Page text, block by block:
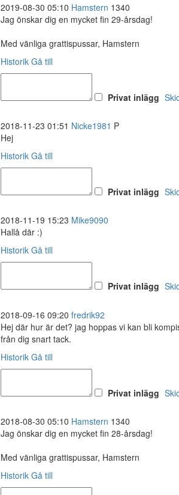
2019-08-30 05:10 Hamstern 1340
Jag önskar dig en mycket fin 29-årsdag!
Med vänliga grattispussar, Hamstern
Historik Gå till
Privat inlägg
2018-11-23 01:51 Nicke1981 P
Hej
Historik Gå till
Privat inlägg
2018-11-19 15:23 Mike9090
Hallå där :)
Historik Gå till
Privat inlägg
2018-09-16 09:20 fredrik92
Hej där hur är det? jag hoppas vi kan bli
från dig snart tack.
Historik Gå till
Privat inlägg
2018-08-30 05:10 Hamstern 1340
Jag önskar dig en mycket fin 28-årsdag!
Med vänliga grattispussar, Hamstern
Historik Gå till